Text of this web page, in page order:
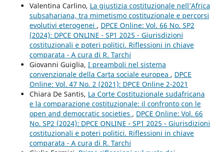
Valentina Carlino, La giustizia costituzionale nell’Africa
subsahariana, tra mimetismo costituzionale e percorsi
evolutivi eterogenei , DPCE Online: Vol. 66 No. SP2
(2024): DPCE ONLINE - SP1 2025 - Giurisdizioni
costituzionali e poteri politici. Riflessioni in chiave
comparata - A cura di R. Tarchi
Giovanni Guiglia, I preamboli nel sistema
convenzionale della Carta sociale europea , DPCE
Online: Vol. 47 No. 2 (2021): DPCE Online 2-2021
Chiara De Santis, La Corte Costituzionale sudafricana
e la comparazione costituzionale: il confronto con le
open and democratic societies , DPCE Online: Vol. 66
No. SP2 (2024): DPCE ONLINE - SP1 2025 - Giurisdizioni
costituzionali e poteri politici. Riflessioni in chiave
comparata - A cura di R. Tarchi